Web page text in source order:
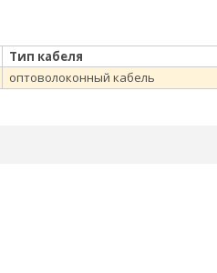
Тип кабеля
оптоволоконный кабель